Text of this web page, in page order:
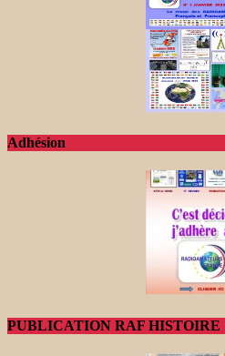
Adhésion
PUBLICATION RAF HISTOIRE